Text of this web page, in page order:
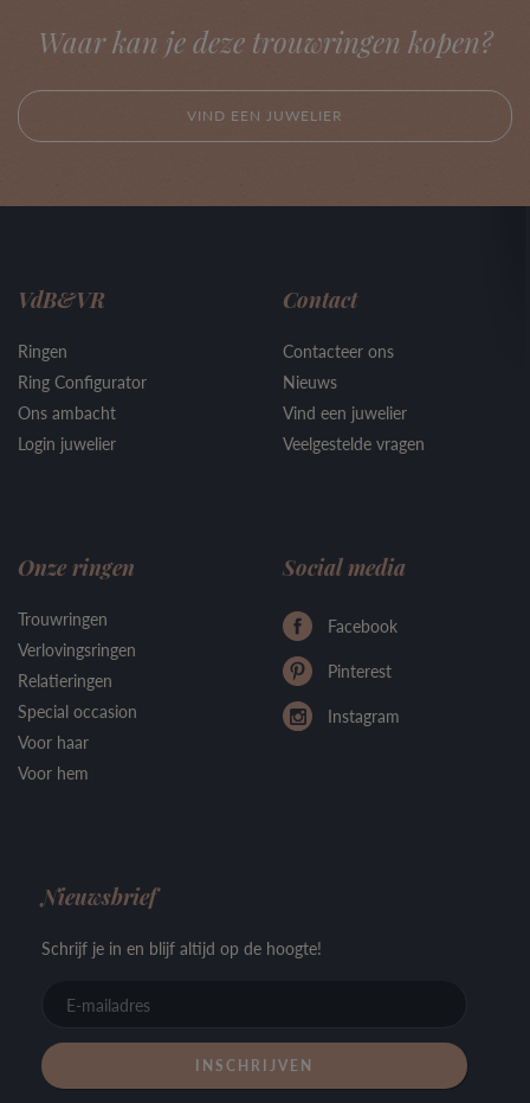
Waar kan je deze trouwringen kopen?
VIND EEN JUWELIER
VdB&VR
Ringen
Ring Configurator
Ons ambacht
Login juwelier
Contact
Contacteer ons
Nieuws
Vind een juwelier
Veelgestelde vragen
Onze ringen
Trouwringen
Verlovingsringen
Relatieringen
Special occasion
Voor haar
Voor hem
Social media
Facebook
Pinterest
Instagram
Nieuwsbrief
Schrijf je in en blijf altijd op de hoogte!